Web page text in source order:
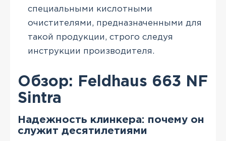
специальными кислотными
очистителями, предназначенными для
такой продукции, строго следуя
инструкции производителя.
Обзор: Feldhaus 663 NF
Sintra
Надежность клинкера: почему он
служит десятилетиями